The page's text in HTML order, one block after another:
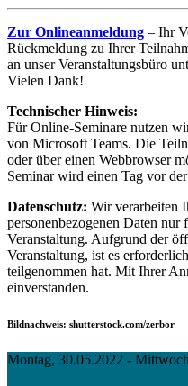
Zur Onlineanmeldung – Ihr
Rückmeldung zu Ihrer
an unser Veranstaltungsbüro
Vielen Dank!
Technischer Hinweis:
Für Online-Seminare nutzen
von Microsoft Teams. Die
oder über einen Webbrowser
Seminar wird einen Tag vor
Datenschutz: Wir verarbeiten
personenbezogenen Daten
Veranstaltung. Aufgrund der
Veranstaltung, ist es
teilgenommen hat. Mit Ihrer
einverstanden.
Bildnachweis: shutterstock.com/zerbor
Montag, 30.05.2022 -